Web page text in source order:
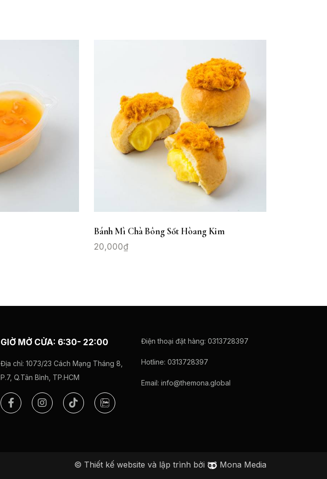
Bánh Mì Chà Bông Sốt Hòang Kim
20,000₫
GIỜ MỞ CỬA: 6:30- 22:00
Địa chỉ: 1073/23 Cách Mạng Tháng 8,
P.7, Q.Tân Bình, TP.HCM
Điện thoại đặt hàng: 0313728397
Hotline: 0313728397
Email: info@themona.global
© Thiết kế website và lập trình bởi Mona Media